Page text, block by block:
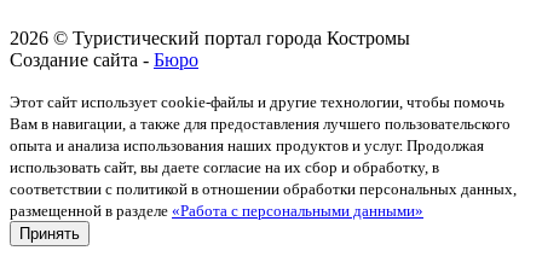
2026 © Туристический портал города Костромы
Создание сайта - Бюро
Этот сайт использует cookie-файлы и другие технологии, чтобы помочь
Вам в навигации, а также для предоставления лучшего пользовательского
опыта и анализа использования наших продуктов и услуг. Продолжая
использовать сайт, вы даете согласие на их сбор и обработку, в
соответствии с политикой в отношении обработки персональных данных,
размещенной в разделе «Работа с персональными данными»
Принять